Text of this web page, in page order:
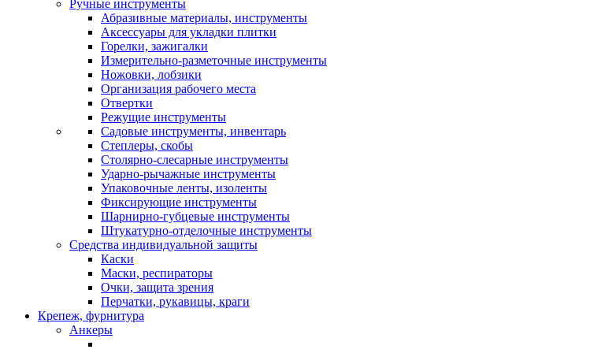
Ручные инструменты
Абразивные материалы, инструменты
Аксессуары для укладки плитки
Горелки, зажигалки
Измерительно-разметочные инструменты
Ножовки, лобзики
Организация рабочего места
Отвертки
Режущие инструменты
Садовые инструменты, инвентарь
Степлеры, скобы
Столярно-слесарные инструменты
Ударно-рычажные инструменты
Упаковочные ленты, изоленты
Фиксирующие инструменты
Шарнирно-губцевые инструменты
Штукатурно-отделочные инструменты
Средства индивидуальной защиты
Каски
Маски, респираторы
Очки, защита зрения
Перчатки, рукавицы, краги
Крепеж, фурнитура
Анкеры